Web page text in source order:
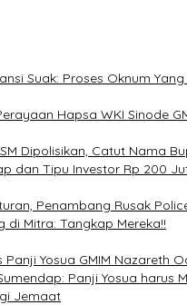
Suak: Proses Oknum
Hapsa WKI Sinode
Dipolisikan, Catut Nama
dan Tipu Investor Rp 200
Penambang Rusak
di Mitra: Tangkap Mereka!!
Panji Yosua GMIM Nazareth
Panji Yosua harus
Jemaat